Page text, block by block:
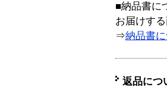
■納品書に
お届けす
⇒納品書
返品につ